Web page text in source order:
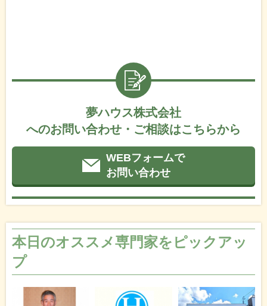
夢ハウス株式会社
へのお問い合わせ・ご相談はこちらから
WEBフォームで
お問い合わせ
本日のオススメ専門家をピックアッ
プ